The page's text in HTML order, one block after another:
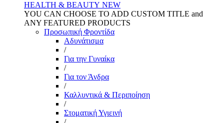
HEALTH & BEAUTY NEW
YOU CAN CHOOSE TO ADD CUSTOM TITLE and
ANY FEATURED PRODUCTS
Προσωπική Φροντίδα
Αδυνάτισμα
/
Για την Γυναίκα
/
Για τον Άνδρα
/
Καλλυντικά & Περιποίηση
/
Στοματική Υγιεινή